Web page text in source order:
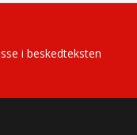
i beskedteksten